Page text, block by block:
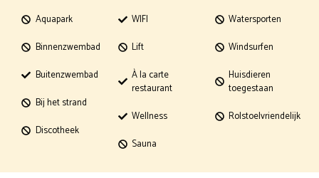
Aquapark
Binnenzwembad
Buitenzwembad
Bij het strand
Discotheek
WIFI
Lift
À la carte
restaurant
Wellness
Sauna
Watersporten
Windsurfen
Huisdieren
toegestaan
Rolstoelvriendelijk